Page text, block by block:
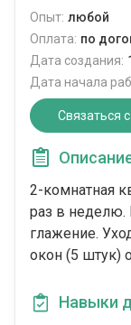
Опыт: любой
Оплата: по
Дата создания:
Дата начала
Связаться
2-комнатная
раз в неделю.
глажение.
окон (5 штук)
Навыки